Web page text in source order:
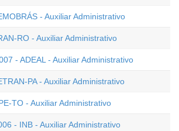
- Auxiliar Administrativo
RO - Auxiliar Administrativo
- ADEAL - Auxiliar Administrativo
PA - Auxiliar Administrativo
TO - Auxiliar Administrativo
- INB - Auxiliar Administrativo